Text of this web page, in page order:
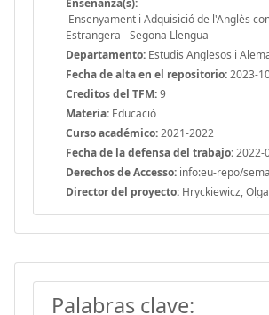
Enseñanza(s):
Ensenyament i Adquisició de l'Anglès
Estrangera - Segona Llengua
Departamento: Estudis Anglesos i
Fecha de alta en el repositorio:2023-
Creditos del TFM:9
Materia: Educació
Curso académico:2021-2022
Fecha de la defensa del trabajo:2022-
Derechos de Accesso: info:eu-repo/
Director del proyecto: Hryckiewicz, Olga
Palabras clave: